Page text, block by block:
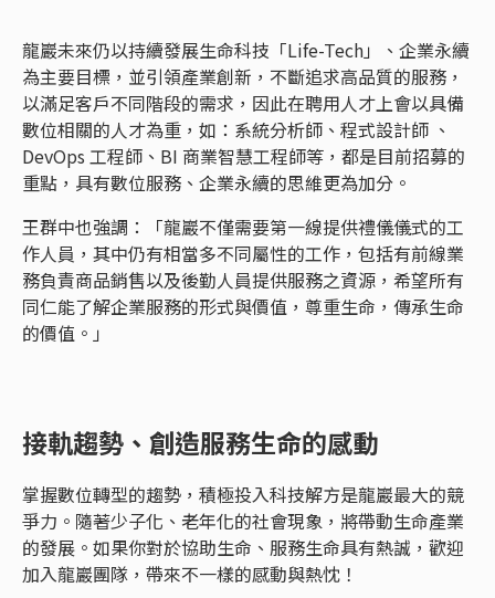
龍巖未來仍以持續發展生命科技「Life-Tech」、企業永續
為主要目標，並引領產業創新，不斷追求高品質的服務，
以滿足客戶不同階段的需求，因此在聘用人才上會以具備
數位相關的人才為重，如：系統分析師、程式設計師 、
DevOps 工程師、BI 商業智慧工程師等，都是目前招募的
重點，具有數位服務、企業永續的思維更為加分。
王群中也強調：「龍巖不僅需要第一線提供禮儀儀式的工
作人員，其中仍有相當多不同屬性的工作，包括有前線業
務負責商品銷售以及後勤人員提供服務之資源，希望所有
同仁能了解企業服務的形式與價值，尊重生命，傳承生命
的價值。」
接軌趨勢、創造服務生命的感動
掌握數位轉型的趨勢，積極投入科技解方是龍巖最大的競
爭力。隨著少子化、老年化的社會現象，將帶動生命產業
的發展。如果你對於協助生命、服務生命具有熱誠，歡迎
加入龍巖團隊，帶來不一樣的感動與熱忱！